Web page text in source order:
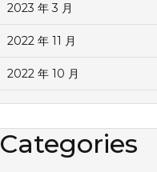
2023 年 3 月
2022 年 11 月
2022 年 10 月
Categories